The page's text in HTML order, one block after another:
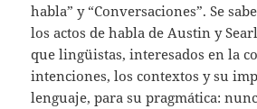
habla” y “Conversaciones”. Se
los actos de habla de Austin y
que lingüistas, interesados en la
intenciones, los contextos y su
lenguaje, para su pragmática: